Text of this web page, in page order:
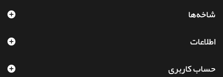
شاخه‌ها
اطلاعات
حساب کاربری